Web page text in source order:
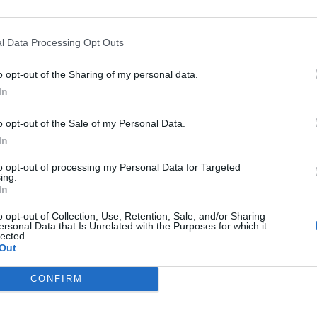
Data Processing Opt Outs
opt-out of the Sharing of my personal data.
opt-out of the Sale of my Personal Data.
opt-out of processing my Personal Data for Targeted
opt-out of Collection, Use, Retention, Sale, and/or Sharing
Data that Is Unrelated with the Purposes for which it
CONFIRM
décadas vistiendo almas libres con piezas auténticas traídas directamente
-50%